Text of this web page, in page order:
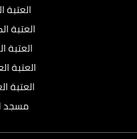
العتبة
العتبة
العتبة
العتبة
العتبة
مسجد